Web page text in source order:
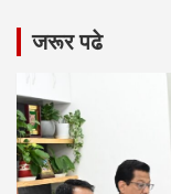
जरूर पढे